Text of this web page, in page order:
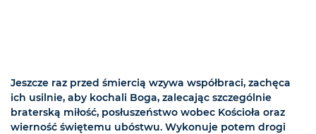
Jeszcze raz przed śmiercią wzywa współbraci, zachęca
ich usilnie, aby kochali Boga, zalecając szczególnie
braterską miłość, posłuszeństwo wobec Kościoła oraz
wierność świętemu ubóstwu. Wykonuje potem drogi